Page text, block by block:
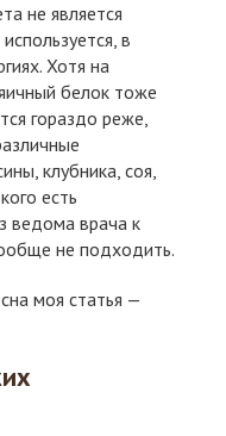
не является
в
Хотя на
белок тоже
гораздо реже,
клубника, соя,
есть
ведома врача к
не подходить.
моя статья —